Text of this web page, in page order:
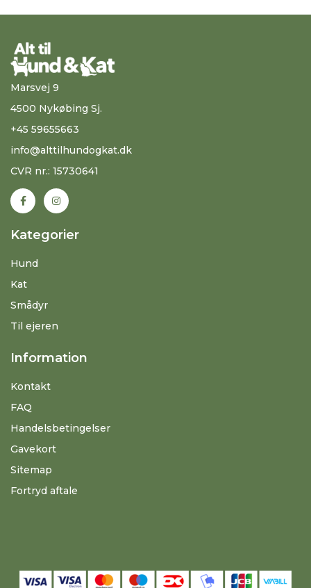
Marsvej 9
4500 Nykøbing Sj.
+45 59655663
info@alttilhundogkat.dk
CVR nr.: 15730641
Kategorier
Hund
Kat
Smådyr
Til ejeren
Information
Kontakt
FAQ
Handelsbetingelser
Gavekort
Sitemap
Fortryd aftale